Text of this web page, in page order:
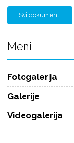
Svi dokumenti
Meni
Fotogalerija
Galerije
Videogalerija